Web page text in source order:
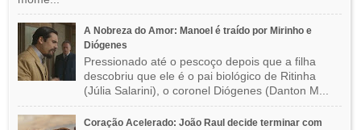
A Nobreza do Amor: Manoel é traído por Mirinho e
Diógenes
Pressionado até o pescoço depois que a filha
descobriu que ele é o pai biológico de Ritinha
(Júlia Salarini), o coronel Diógenes (Danton M...
Coração Acelerado: João Raul decide terminar com